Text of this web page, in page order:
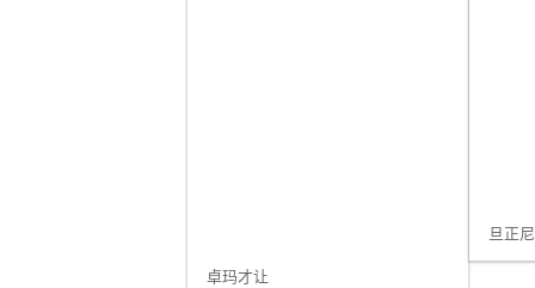
卓玛才让
旦正